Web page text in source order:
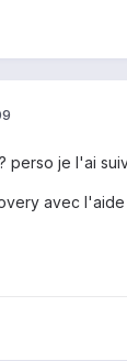
perso je l'ai
avec